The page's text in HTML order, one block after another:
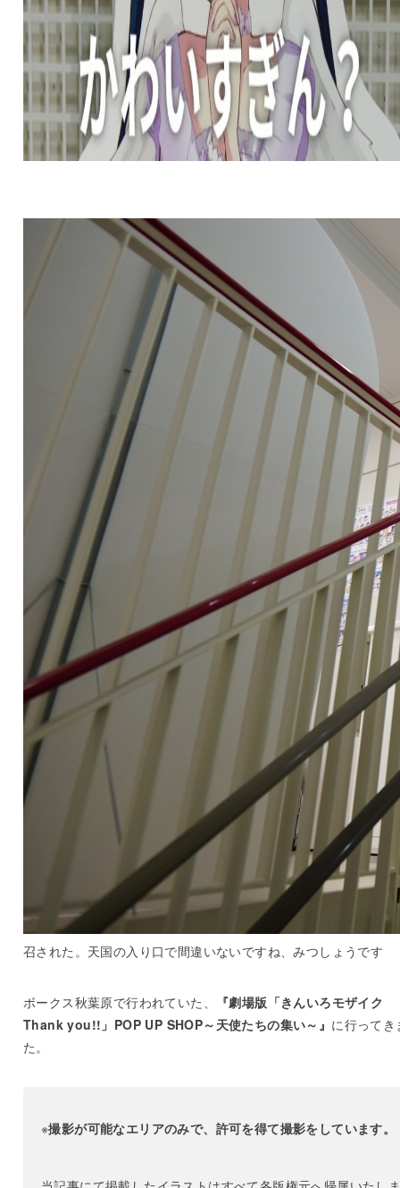
召された。天国の入り口で間違いないですね、みつしょうです
ボークス秋葉原で行われていた、
『劇場版「きんいろモザイク
Thank you!!」POP UP SHOP～天使たちの集い～』 に行ってき
た。
※撮影が可能なエリアのみで、許可を得て撮影をしています。